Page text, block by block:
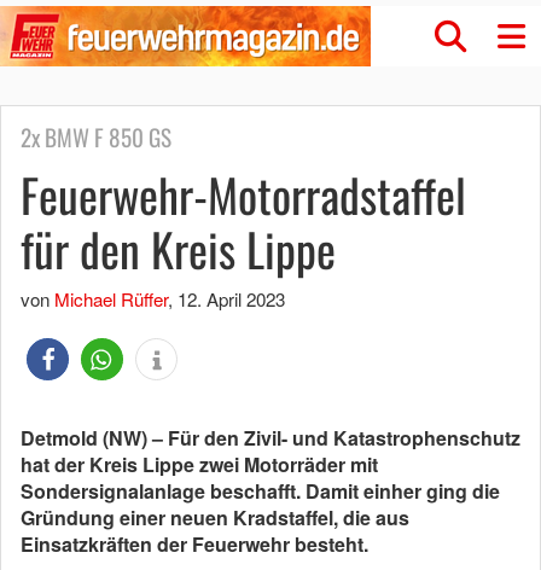
2x BMW F 850 GS
Feuerwehr-Motorradstaffel
für den Kreis Lippe
von Michael Rüffer, 12. April 2023
Detmold (NW) – Für den Zivil- und Katastrophenschutz
hat der Kreis Lippe zwei Motorräder mit
Sondersignalanlage beschafft. Damit einher ging die
Gründung einer neuen Kradstaffel, die aus
Einsatzkräften der Feuerwehr besteht.